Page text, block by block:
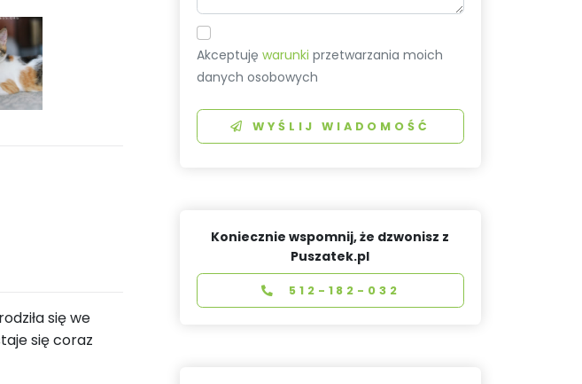
się we
się coraz
Akceptujęwarunki przetwarzania moich
danych osobowych
WYŚLIJ WIADOMOŚĆ
Koniecznie wspomnij, że dzwonisz z
Puszatek.pl
512-182-032